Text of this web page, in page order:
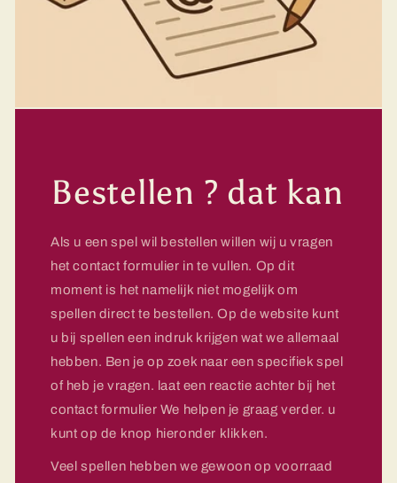
Bestellen ? dat kan
Als u een spel wil bestellen willen wij u vragen
het contact formulier in te vullen. Op dit
moment is het namelijk niet mogelijk om
spellen direct te bestellen. Op de website kunt
u bij spellen een indruk krijgen wat we allemaal
hebben. Ben je op zoek naar een specifiek spel
of heb je vragen. laat een reactie achter bij het
contact formulier We helpen je graag verder. u
kunt op de knop hieronder klikken.
Veel spellen hebben we gewoon op voorraad